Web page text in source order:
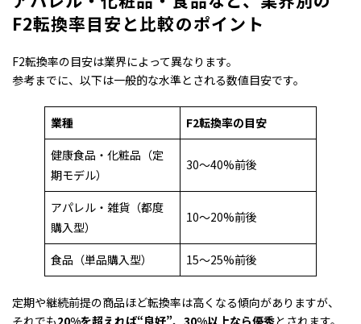
F2転換率目安と比較のポイント
F2転換率の目安は業界によって異なります。
参考までに、以下は一般的な水準とされる数値目安です。
業種
F2転換率の目安
健康食品・化粧品（定
期モデル）
30〜40%前後
アパレル・雑貨（都度
購入型）
10〜20%前後
食品（単品購入型） 15〜25%前後
定期や継続前提の商品ほど転換率は高くなる傾向がありますが、